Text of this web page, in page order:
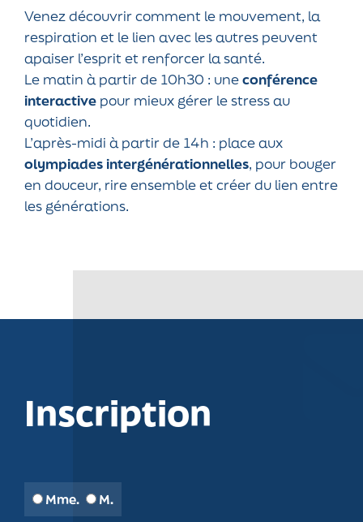
Venez découvrir comment le mouvement, la
respiration et le lien avec les autres peuvent
apaiser l’esprit et renforcer la santé.
Le matin à partir de 10h30 : uneconférence
interactive pour mieux gérer le stress au
quotidien.
L’après-midi à partir de 14h : place aux
olympiades intergénérationnelles, pour bouger
en douceur, rire ensemble et créer du lien entre
les générations.
Inscription
Mme. M.